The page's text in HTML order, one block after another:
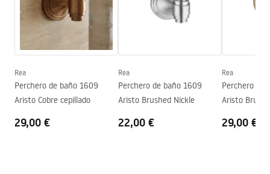
Sügavus
80mm
Garantía
Rea
Perchero de baño 1609
Aristo Cobre cepillado
29,00 €
Rea
Perchero de baño 1609
Aristo Brushed Nickle
22,00 €
Rea
Perchero de
Aristo
29,00 €